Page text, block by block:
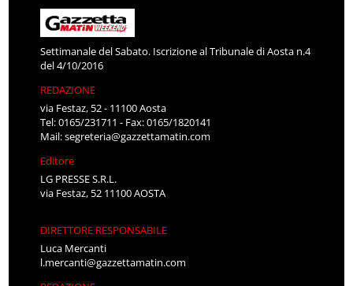
Settimanale del Sabato. Iscrizione al Tribunale di Aosta n.4
del 4/10/2016
REDAZIONE
via Festaz, 52 - 11100 Aosta
Tel: 0165/231711 - Fax: 0165/1820141
Mail:segreteria@gazzettamatin.com
Editore
LG PRESSE S.R.L.
via Festaz, 52 11100 AOSTA
DIRETTORE RESPONSABILE
Luca Mercanti
l.mercanti@gazzettamatin.com